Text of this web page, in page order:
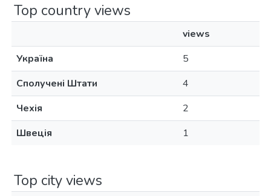
Top country views
views
Україна
5
Сполучені Штати
4
Чехія
2
Швеція
1
Top city views